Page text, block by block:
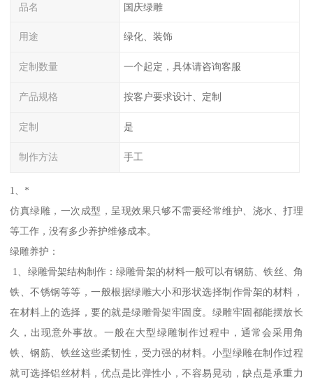
品名 国庆绿雕
用途 绿化、装饰
定制数量 一个起定，具体请咨询客服
产品规格 按客户要求设计、定制
定制 是
制作方法 手工
1、*
仿真绿雕，一次成型，呈现效果只够不需要经常维护、浇水、打理
等工作，没有多少养护维修成本。
绿雕养护：
1、绿雕骨架结构制作：绿雕骨架的材料一般可以有钢筋、铁丝、角
铁、不锈钢等等，一般根据绿雕大小和形状选择制作骨架的材料，
在材料上的选择，要的就是绿雕骨架牢固度。绿雕牢固都能摆放长
久，出现意外事故。一般在大型绿雕制作过程中，通常会采用角
铁、钢筋、铁丝这些柔韧性，受力强的材料。小型绿雕在制作过程
就可选择铝丝材料，优点是比弹性小，不容易晃动，缺点是承重力